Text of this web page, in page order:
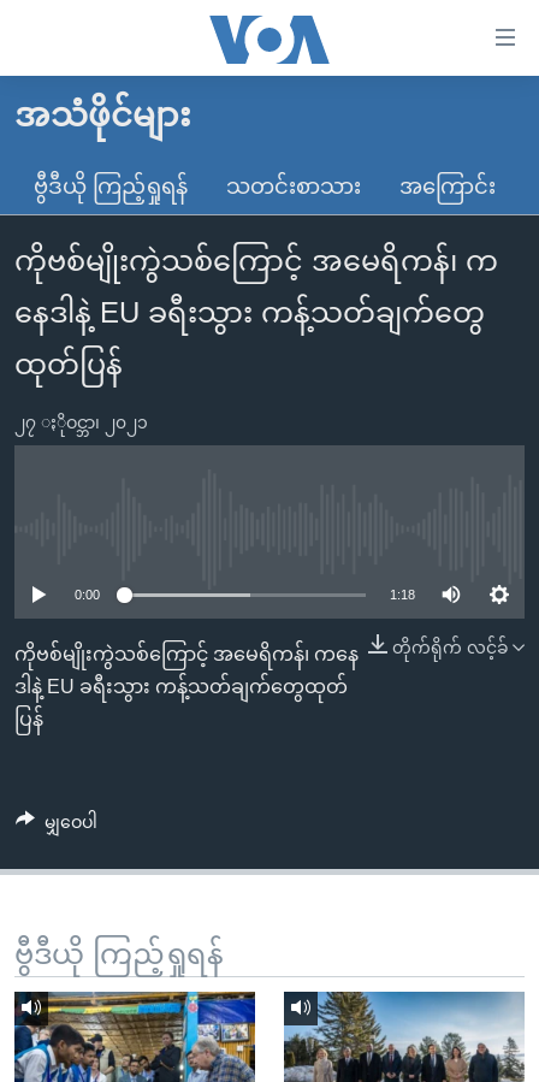
လွယ်ကူ
သည့်
Link
များ
ပင်မ
အကြောင်းအရာ
ကျော်
ကြည့်
ကျော်
ကြည့်
ရန်
သို့
ရန်
မူလစာမျက်နှာ
မြန်မာ
ကမ္ဘာ့သတင်းများ
နိုင်ငံတကာ
အမေရိကန်
တရုတ်
အစ္စရေး-ပါလက်စတိုင်း
ဗွီဒီယို
သတင်းလွတ်လပ်ခွင့်
ရပ်ဝန်းတခု လမ်းတခု အလွန်
အင်္ဂလိပ်စာလေ့လာမယ်
အမေရိကန်သုံးအီဒီယံ
အပတ်စဉ်ကဏ္ဍများ
ဗွီအိုအေ လူမှုကွန်ယက်များ
အသံဖိုင်များ
ဗွီဒီယို ကြည့်ရှုရန် သတင်းစာသား အကြောင်း
ကိုဗစ်မျိုးကွဲသစ်ကြောင့် အမေရိကန်၊ က
နေဒါနဲ့ EU ခရီးသွား ကန့်သတ်ချက်တွေ
ထုတ်ပြန်
၂၇ ႏိုဝင္ဘာ၊ ၂၀၂၁
0:00 1:18
တိုက်ရိုက် လင့်ခ်
ကိုဗစ်မျိုးကွဲသစ်ကြောင့် အမေရိကန်၊ ကနေ
ဒါနဲ့ EU ခရီးသွား ကန့်သတ်ချက်တွေထုတ်
ပြန်
မျှဝေပါ
ဗွီဒီယို ကြည့်ရှုရန်